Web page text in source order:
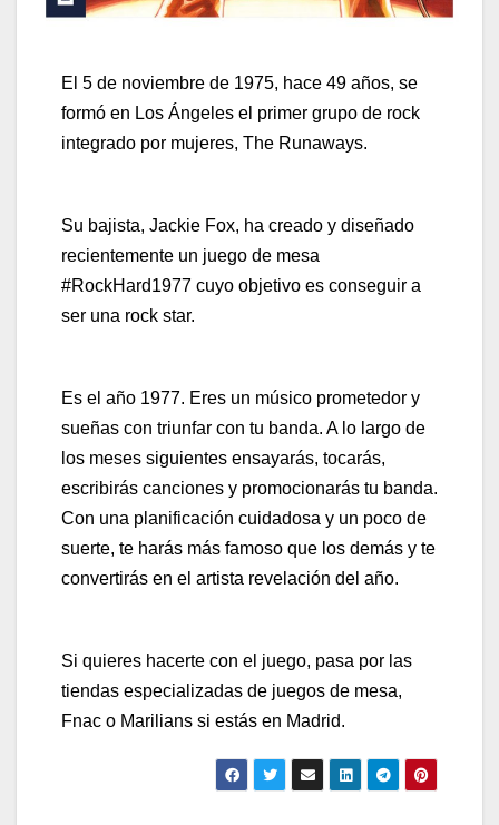
El 5 de noviembre de 1975, hace 49 años, se
formó en Los Ángeles el primer grupo de rock
integrado por mujeres, The Runaways.
Su bajista, Jackie Fox, ha creado y diseñado
recientemente un juego de mesa
#RockHard1977 cuyo objetivo es conseguir a
ser una rock star.
Es el año 1977. Eres un músico prometedor y
sueñas con triunfar con tu banda. A lo largo de
los meses siguientes ensayarás, tocarás,
escribirás canciones y promocionarás tu banda.
Con una planificación cuidadosa y un poco de
suerte, te harás más famoso que los demás y te
convertirás en el artista revelación del año.
Si quieres hacerte con el juego, pasa por las
tiendas especializadas de juegos de mesa,
Fnac o Marilians si estás en Madrid.